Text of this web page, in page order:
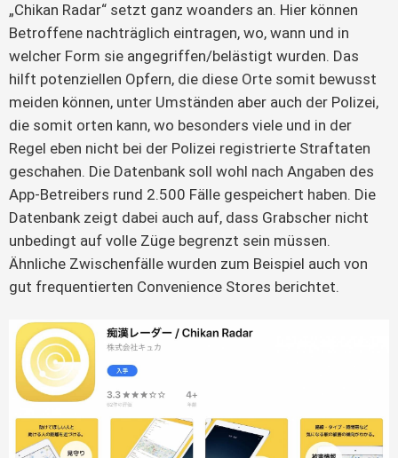
„Chikan Radar“ setzt ganz woanders an. Hier können
Betroffene nachträglich eintragen, wo, wann und in
welcher Form sie angegriffen/belästigt wurden. Das
hilft potenziellen Opfern, die diese Orte somit bewusst
meiden können, unter Umständen aber auch der Polizei,
die somit orten kann, wo besonders viele und in der
Regel eben nicht bei der Polizei registrierte Straftaten
geschahen. Die Datenbank soll wohl nach Angaben des
App-Betreibers rund 2.500 Fälle gespeichert haben. Die
Datenbank zeigt dabei auch auf, dass Grabscher nicht
unbedingt auf volle Züge begrenzt sein müssen.
Ähnliche Zwischenfälle wurden zum Beispiel auch von
gut frequentierten Convenience Stores berichtet.